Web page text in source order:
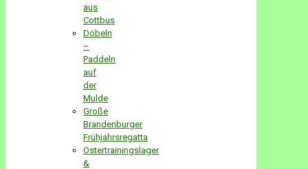
aus
Cottbus
Döbeln
–
Paddeln
auf
der
Mulde
Große
Brandenburger
Frühjahrsregatta
Ostertrainingslager
&